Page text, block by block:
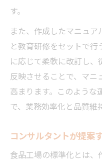
す。
また、作成したマニュ
と教育研修をセットで
に応じて柔軟に改訂し
反映させることで、マ
高まります。このような
で、業務効率化と品質維
コンサルタントが提案
食品工場の標準化とは、